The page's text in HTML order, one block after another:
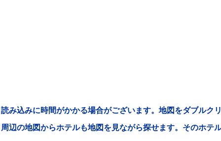
読み込みに時間がかかる場合がございます。地図をダブルク
周辺の地図からホテルも地図を見ながら探せます。そのホテ